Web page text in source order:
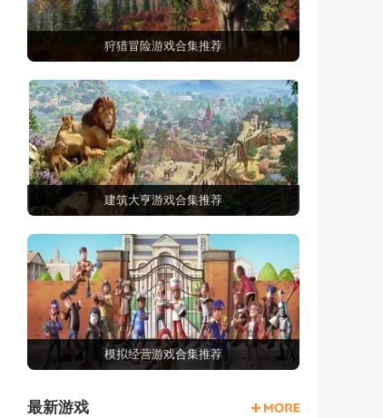
狩猎冒险游戏合集推荐
建筑大亨游戏合集推荐
模拟经营游戏合集推荐
最新游戏